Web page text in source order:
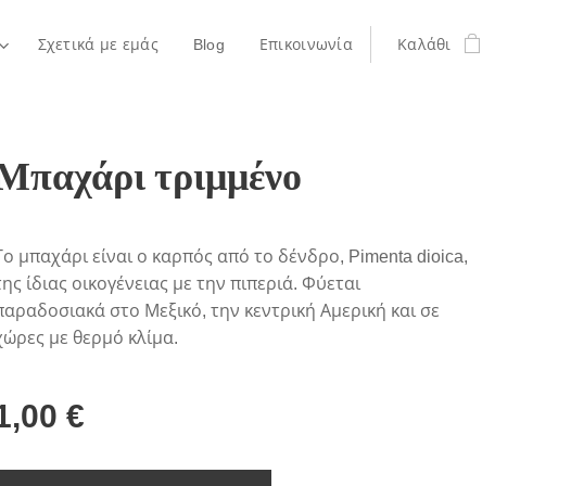
Σχετικά με εμάς Blog Επικοινωνία Καλάθι
τριμμένο
μπαχάρι είναι ο καρπός από το δένδρο, Pimenta dioica,
ίδιας οικογένειας με την πιπεριά. Φύεται
στο Μεξικό, την κεντρική Αμερική και σε
με θερμό κλίμα.
€